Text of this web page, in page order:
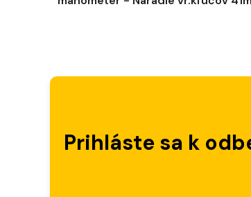
Prihláste sa k